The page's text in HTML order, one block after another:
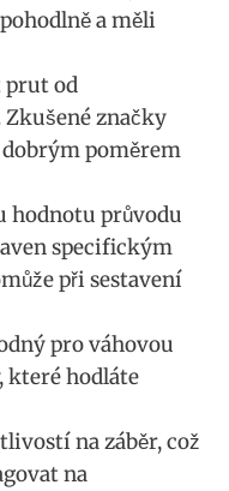
a⁣ měli
prut od
značky⁤
poměrem
hodnotu průvodu
specifickým
při sestavení
pro​ váhovou
⁢které hodláte
⁢na záběr, což
na